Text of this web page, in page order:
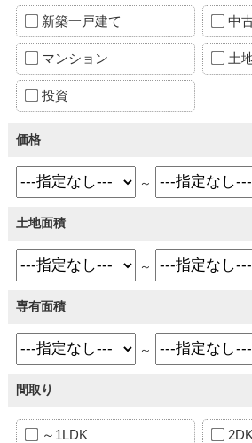
新築一戸建て 中
マンション 土
投資
価格
～
土地面積
～
専有面積
～
間取り
～1LDK